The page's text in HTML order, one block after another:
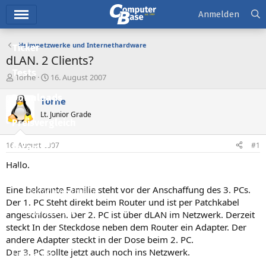
Ticker
Tests
Downloads
Preisvergleich
Forum
Aktuelles
Empfohlene Inhalte
Neue Beiträge
Neueste Aktivitäten
Leserartikel
Anmelden
Heimnetzwerke und Internethardware
dLAN. 2 Clients?
E
s
t
e
e
r
Torhe
E
s
e
l
t
16. August 2007
Torhe
Lt. Junior Grade
16. August 2007 #1
Hallo.
Eine bekannte Familie steht vor der Anschaffung des 3. PCs.
Der 1. PC Steht direkt beim Router und ist per Patchkabel
angeschlossen. Der 2. PC ist über dLAN im Netzwerk. Derzeit
steckt In der Steckdose neben dem Router ein Adapter. Der
andere Adapter steckt in der Dose beim 2. PC.
Der 3. PC sollte jetzt auch noch ins Netzwerk.